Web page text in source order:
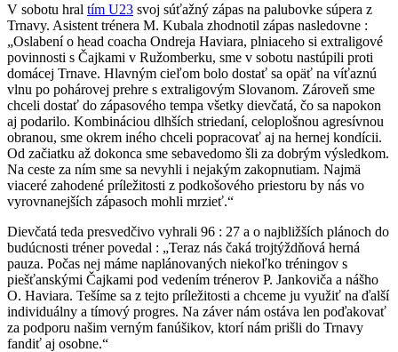
V sobotu hral tím U23 svoj súťažný zápas na palubovke súpera z
Trnavy. Asistent trénera M. Kubala zhodnotil zápas nasledovne :
„Oslabení o head coacha Ondreja Haviara, plniaceho si extraligové
povinnosti s Čajkami v Ružomberku, sme v sobotu nastúpili proti
domácej Trnave. Hlavným cieľom bolo dostať sa opäť na víťaznú
vlnu po pohárovej prehre s extraligovým Slovanom. Zároveň sme
chceli dostať do zápasového tempa všetky dievčatá, čo sa napokon
aj podarilo. Kombináciou dlhších striedaní, celoplošnou agresívnou
obranou, sme okrem iného chceli popracovať aj na hernej kondícii.
Od začiatku až dokonca sme sebavedomo šli za dobrým výsledkom.
Na ceste za ním sme sa nevyhli i nejakým zakopnutiam. Najmä
viaceré zahodené príležitosti z podkošového priestoru by nás vo
vyrovnanejších zápasoch mohli mrzieť.“
Dievčatá teda presvedčivo vyhrali 96 : 27 a o najbližších plánoch do
budúcnosti tréner povedal : „Teraz nás čaká trojtýždňová herná
pauza. Počas nej máme naplánovaných niekoľko tréningov s
piešťanskými Čajkami pod vedením trénerov P. Jankoviča a nášho
O. Haviara. Tešíme sa z tejto príležitosti a chceme ju využiť na ďalší
individuálny a tímový progres. Na záver nám ostáva len poďakovať
za podporu našim verným fanúšikov, ktorí nám prišli do Trnavy
fandiť aj osobne.“